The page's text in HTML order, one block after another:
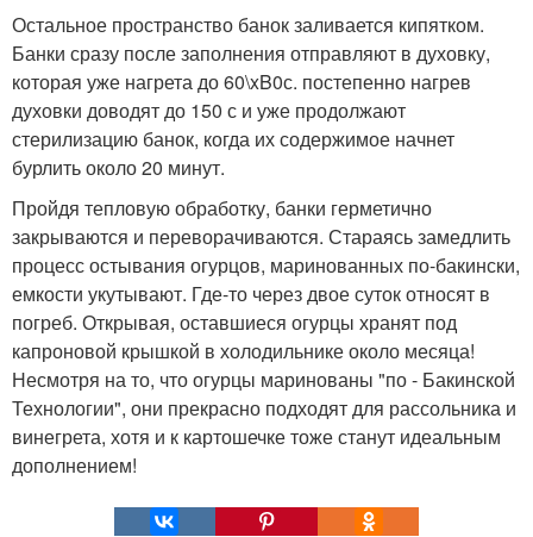
Остальное пространство банок заливается кипятком.
Банки сразу после заполнения отправляют в духовку,
которая уже нагрета до 60\xB0с. постепенно нагрев
духовки доводят до 150 с и уже продолжают
стерилизацию банок, когда их содержимое начнет
бурлить около 20 минут.
Пройдя тепловую обработку, банки герметично
закрываются и переворачиваются. Стараясь замедлить
процесс остывания огурцов, маринованных по-бакински,
емкости укутывают. Где-то через двое суток относят в
погреб. Открывая, оставшиеся огурцы хранят под
капроновой крышкой в холодильнике около месяца!
Несмотря на то, что огурцы маринованы "по - Бакинской
Технологии", они прекрасно подходят для рассольника и
винегрета, хотя и к картошечке тоже станут идеальным
дополнением!